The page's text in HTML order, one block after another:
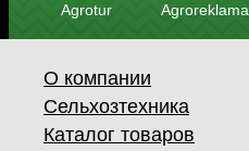
Agrotur Agroreklama
О компании
Сельхозтехника
Каталог товаров